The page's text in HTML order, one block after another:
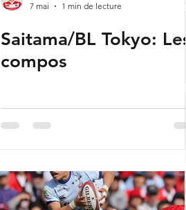
7 mai
1 min de lecture
Saitama/BL Tokyo: Les
compos